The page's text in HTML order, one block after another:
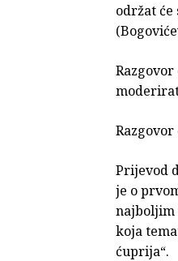
održat
Prijevod
je o
najboljim
koja
ćuprija“.